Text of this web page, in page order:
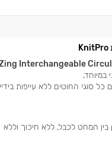
Interchangeable
סוגי החוטים ללא עייפות
המחט לכבל, ללא חיכוך וללא